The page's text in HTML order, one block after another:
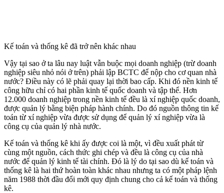
Kế toán và thống kê đã trở nên khác nhau
Vậy tại sao ở ta lâu nay luật vẫn buộc mọi doanh nghiệp (trừ doanh
nghiệp siêu nhỏ nói ở trên) phải lập BCTC để nộp cho cơ quan nhà
nước? Điều này có lẽ phải quay lại thời bao cấp. Khi đó nền kinh tế
công hữu chỉ có hai phần kinh tế quốc doanh và tập thể. Hơn
12.000 doanh nghiệp trong nền kinh tế đều là xí nghiệp quốc doanh,
được quản lý bằng biện pháp hành chính. Do đó nguồn thông tin kế
toán từ xí nghiệp vừa được sử dụng để quản lý xí nghiệp vừa là
công cụ của quản lý nhà nước.
Kế toán và thống kê khi ấy được coi là một, vì đều xuất phát từ
cùng một nguồn, cách thức ghi chép và đều là công cụ của nhà
nước để quản lý kinh tế tài chính. Đó là lý do tại sao dù kế toán và
thống kê là hai thứ hoàn toàn khác nhau nhưng ta có một pháp lệnh
năm 1988 thời đầu đổi mới quy định chung cho cả kế toán và thống
kê.